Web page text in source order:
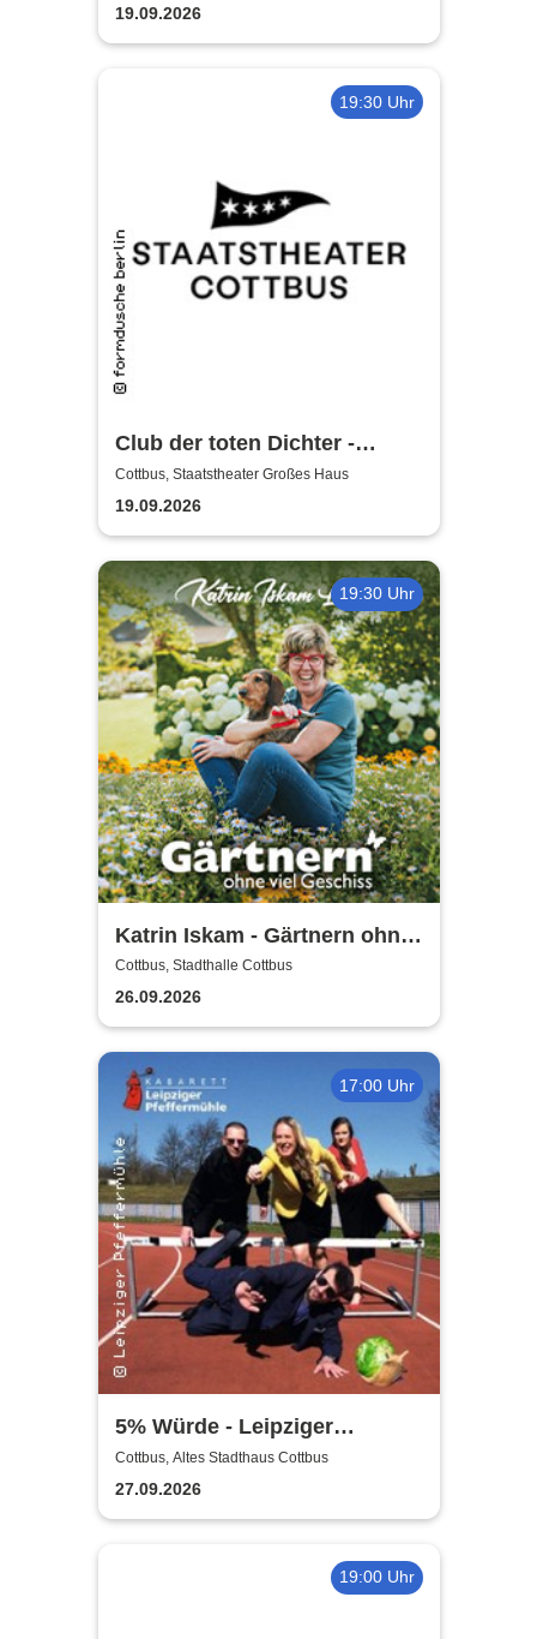
mit allen seinen großen Hits
19.09.2026
19:30 Uhr
Club der toten Dichter -
Staatstheater Cottbus
Cottbus, Staatstheater Großes Haus
19.09.2026
19:30 Uhr
Katrin Iskam - Gärtnern ohne
viel Geschiss
Cottbus, Stadthalle Cottbus
26.09.2026
17:00 Uhr
5% Würde - Leipziger
Pfeffermühle
Cottbus, Altes Stadthaus Cottbus
27.09.2026
19:00 Uhr